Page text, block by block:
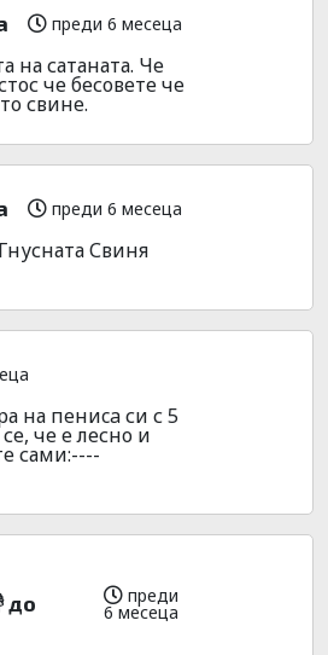
преди 6 месеца
на сатаната. Че
че бесовете че
свине.
преди 6 месеца
Свиня
на пeниca си с 5
че е лесно и
сами:----
до
преди
6 месеца